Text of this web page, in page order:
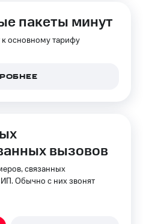
пакеты минут
основному тарифу
вызовов
связанных
Обычно с них звонят